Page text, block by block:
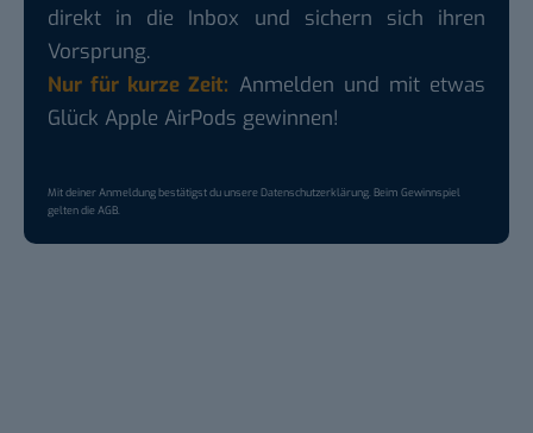
direkt in die Inbox und sichern sich ihren
Vorsprung.
Nur für kurze Zeit: Anmelden und mit etwas
Glück Apple AirPods gewinnen!
Mit deiner Anmeldung bestätigst du unsereDatenschutzerklärung. Beim Gewinnspiel
gelten dieAGB.